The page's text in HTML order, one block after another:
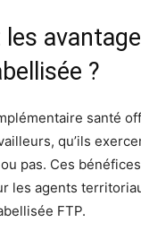
?
santé
qu’ils
pas. Ces
les agents
FTP.